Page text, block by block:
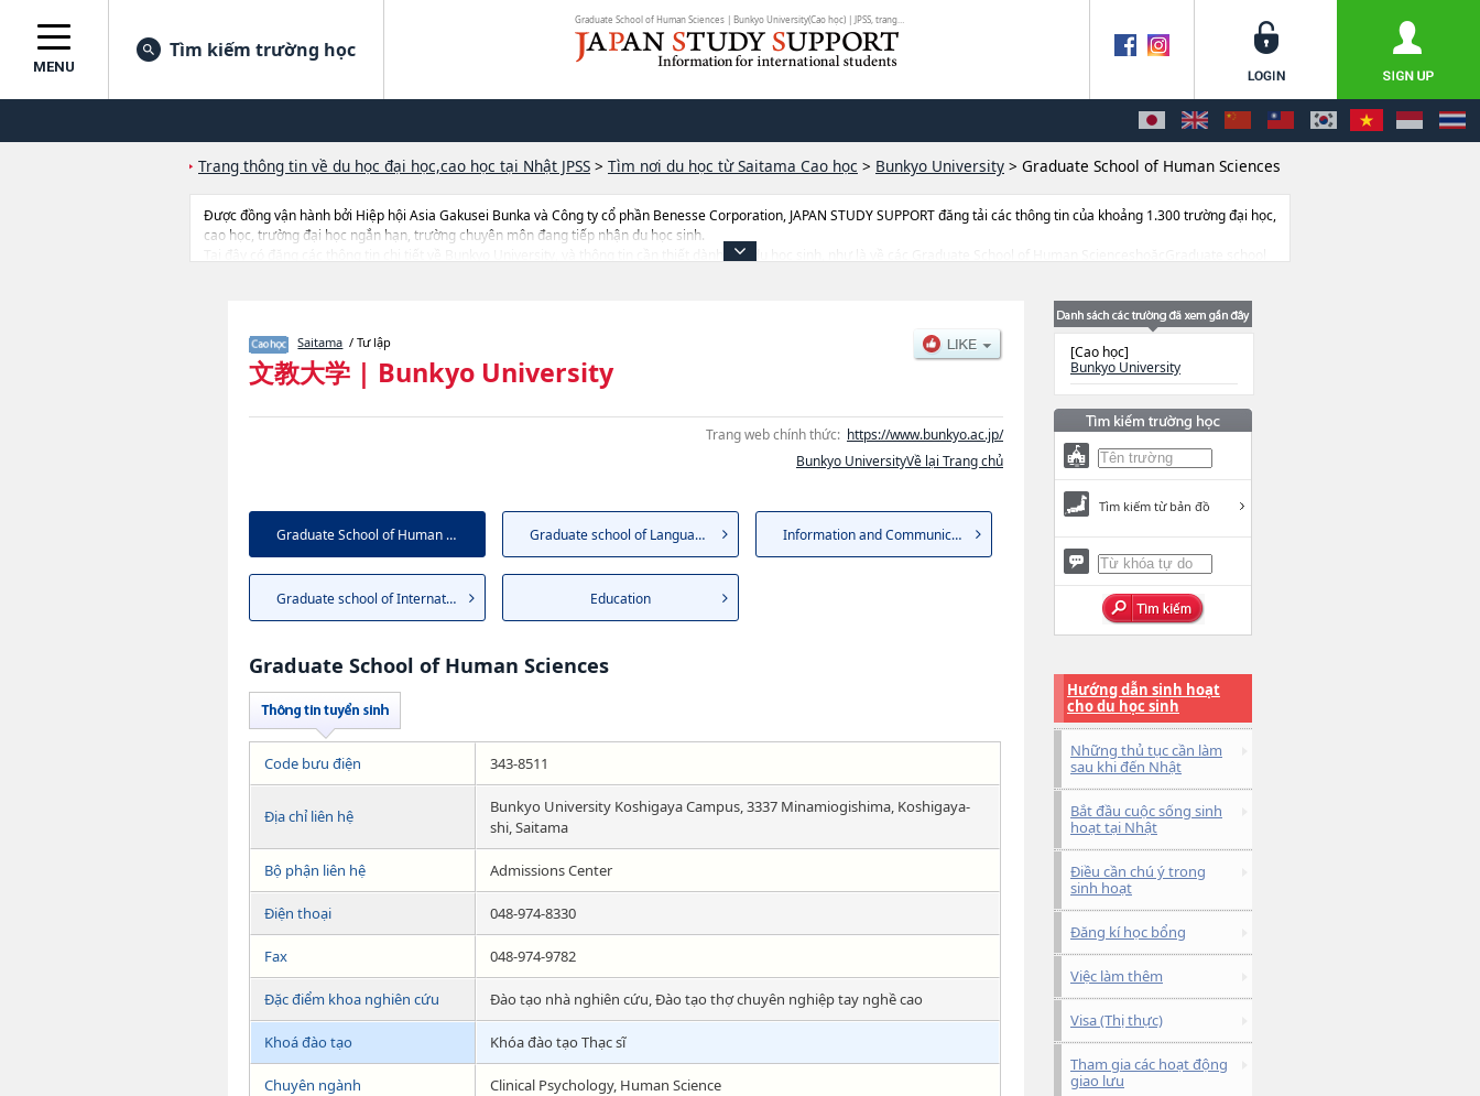
MENU
Tìm kiếm trường học
Trang thông tin về du học đại học,cao học tại Nhật JPSS > Tìm nơi du học từ Saitama Cao học > Bunkyo University > Graduate School of Human Sciences
Được đồng vận hành bởi Hiệp hội Asia Gakusei Bunka và Công ty cổ phần Benesse Corporation, JAPAN STUDY SUPPORT đăng tải các thông tin của khoảng 1.300 trường đại học,
cao học, trường đại học ngắn hạn, trường chuyên môn đang tiếp nhận du học sinh.
Tại đây có đăng các thông tin chi tiết về Bunkyo University, và thông tin cần thiết dành cho du học sinh, như là về các Graduate School of Human ScienceshoặcGraduate school
Saitama / Tư lập
文教大学 | Bunkyo University
Trang web chính thức: https://www.bunkyo.ac.jp/
Bunkyo UniversityVề lại Trang chủ
Graduate School of Human Scie... Graduate school of Language a... Information and Communication
Graduate school of Internatio... Education
Graduate School of Human Sciences
Code bưu điện 343-8511
Địa chỉ liên hệ
Bunkyo University Koshigaya Campus, 3337 Minamiogishima, Koshigaya-
shi, Saitama
Bộ phận liên hệ Admissions Center
Điện thoại 048-974-8330
Fax 048-974-9782
Đặc điểm khoa nghiên cứu Đào tạo nhà nghiên cứu, Đào tạo thợ chuyên nghiệp tay nghề cao
Khoá đào tạo Khóa đào tạo Thạc sĩ
Chuyên ngành Clinical Psychology, Human Science
[Cao học]
Bunkyo University
Tìm kiếm từ bản đồ
Hướng dẫn sinh hoạt
cho du học sinh
Những thủ tục cần làm
sau khi đến Nhật
Bắt đầu cuộc sống sinh
hoạt tại Nhật
Điều cần chú ý trong
sinh hoạt
Đăng kí học bổng
Việc làm thêm
Visa (Thị thực)
Tham gia các hoạt động
giao lưu